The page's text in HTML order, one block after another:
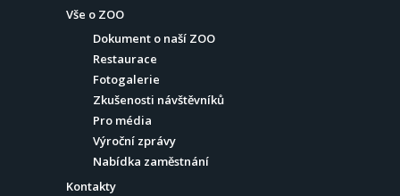
Vše o ZOO
Dokument o naší ZOO
Restaurace
Fotogalerie
Zkušenosti návštěvníků
Pro média
Výroční zprávy
Nabídka zaměstnání
Kontakty